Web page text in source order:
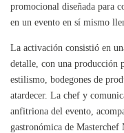
promocional diseñada para
en un evento en sí mismo
La activación consistió en
detalle, con una producción
estilismo, bodegones de
atardecer. La chef y
anfitriona del evento,
gastronómica de